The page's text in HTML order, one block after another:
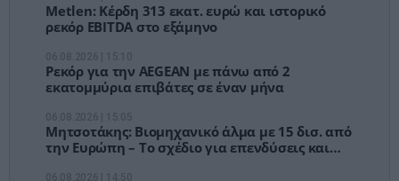
Metlen: Κέρδη 313 εκατ. ευρώ και ιστορικό
ρεκόρ EBITDA στο εξάμηνο
Ρεκόρ για την AEGEAN με πάνω από 2
εκατομμύρια επιβάτες σε έναν μήνα
Μητσοτάκης: Βιομηχανικό άλμα με 15 δισ. από
την Ευρώπη – Το σχέδιο για επενδύσεις και